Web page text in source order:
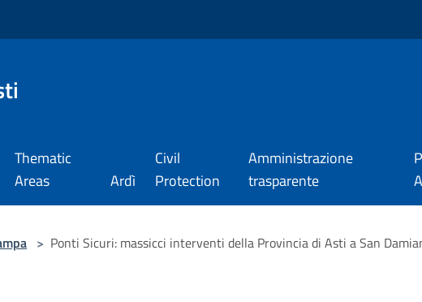
Thematic
Areas
Ardì
Civil
Protection
Amministrazione
trasparente
> Ponti Sicuri: massicci interventi della Provincia di Asti a San